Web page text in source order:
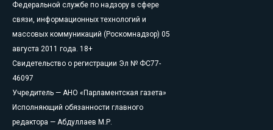
Федеральной службе по надзору в сфере
связи, информационных технологий и
массовых коммуникаций (Роскомнадзор) 05
августа 2011 года. 18+
Свидетельство о регистрации Эл № ФС77-
46097
Учредитель — АНО «Парламентская газета»
Исполняющий обязанности главного
редактора — Абдуллаев М.Р.